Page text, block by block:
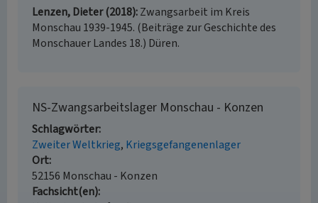
Lenzen, Dieter (2018) Zwangsarbeit im Kreis
Monschau 1939-1945. (Beiträge zur Geschichte des
Monschauer Landes 18.) Düren.
NS-Zwangsarbeitslager Monschau - Konzen
Schlagwörter
Zweiter Weltkrieg Kriegsgefangenenlager
Ort
52156 Monschau - Konzen
Fachsicht(en)